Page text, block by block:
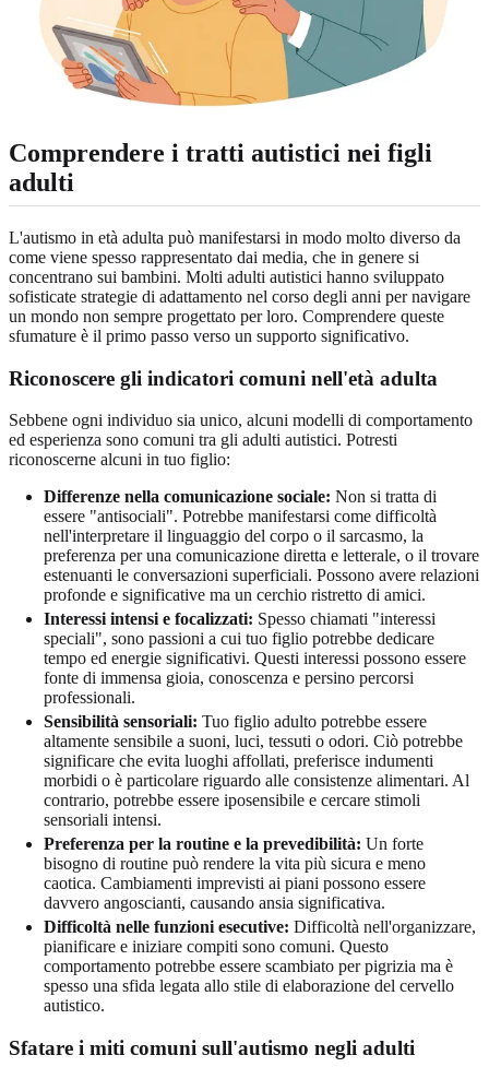
Comprendere i tratti autistici nei figli
adulti
L'autismo in età adulta può manifestarsi in modo molto diverso da
come viene spesso rappresentato dai media, che in genere si
concentrano sui bambini. Molti adulti autistici hanno sviluppato
sofisticate strategie di adattamento nel corso degli anni per navigare
un mondo non sempre progettato per loro. Comprendere queste
sfumature è il primo passo verso un supporto significativo.
Riconoscere gli indicatori comuni nell'età adulta
Sebbene ogni individuo sia unico, alcuni modelli di comportamento
ed esperienza sono comuni tra gli adulti autistici. Potresti
riconoscerne alcuni in tuo figlio:
Differenze nella comunicazione sociale: Non si tratta di
essere "antisociali". Potrebbe manifestarsi come difficoltà
nell'interpretare il linguaggio del corpo o il sarcasmo, la
preferenza per una comunicazione diretta e letterale, o il trovare
estenuanti le conversazioni superficiali. Possono avere relazioni
profonde e significative ma un cerchio ristretto di amici.
Interessi intensi e focalizzati: Spesso chiamati "interessi
speciali", sono passioni a cui tuo figlio potrebbe dedicare
tempo ed energie significativi. Questi interessi possono essere
fonte di immensa gioia, conoscenza e persino percorsi
professionali.
Sensibilità sensoriali: Tuo figlio adulto potrebbe essere
altamente sensibile a suoni, luci, tessuti o odori. Ciò potrebbe
significare che evita luoghi affollati, preferisce indumenti
morbidi o è particolare riguardo alle consistenze alimentari. Al
contrario, potrebbe essere iposensibile e cercare stimoli
sensoriali intensi.
Preferenza per la routine e la prevedibilità: Un forte
bisogno di routine può rendere la vita più sicura e meno
caotica. Cambiamenti imprevisti ai piani possono essere
davvero angoscianti, causando ansia significativa.
Difficoltà nelle funzioni esecutive: Difficoltà nell'organizzare,
pianificare e iniziare compiti sono comuni. Questo
comportamento potrebbe essere scambiato per pigrizia ma è
spesso una sfida legata allo stile di elaborazione del cervello
autistico.
Sfatare i miti comuni sull'autismo negli adulti